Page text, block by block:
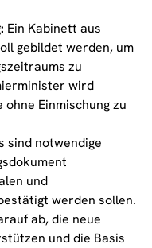
Ein Kabinett aus
gebildet werden, um
zu
wird
Einmischung zu
sind notwendige
und
werden sollen.
ab, die neue
und die Basis